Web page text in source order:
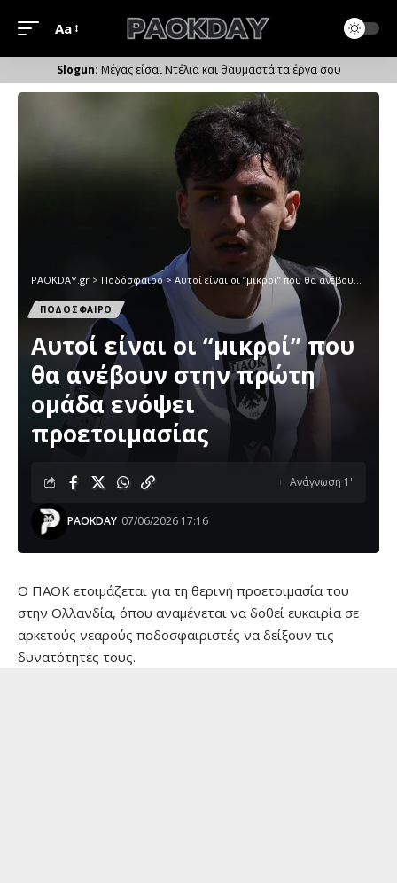
Μέγεθος
Γραμματοσειράς
Aa
Μέγας είσαι Ντέλια και θαυμαστά τα έργα σου
PAOKDAY.gr > Ποδόσφαιρο> Αυτοί είναι οι “μικροί” που θα ανέβουν στην πρώτη ομάδα ενόψει προετοιμασίας
ΠΟΔΟΣΦΑΙΡΟ
Αυτοί είναι οι “μικροί” που
θα ανέβουν στην πρώτη
ομάδα ενόψει
προετοιμασίας
PAOKDAY 07/06/2026 17:16
Ανάγνωση 1'
Ο ΠΑΟΚ ετοιμάζεται για τη θερινή προετοιμασία του
στην Ολλανδία, όπου αναμένεται να δοθεί ευκαιρία σε
αρκετούς νεαρούς ποδοσφαιριστές να δείξουν τις
δυνατότητές τους.